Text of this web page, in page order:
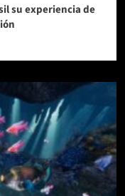
su experiencia de